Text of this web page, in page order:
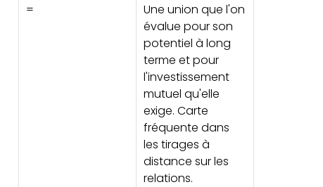
=
Une union que l'on
évalue pour son
potentiel à long
terme et pour
l'investissement
mutuel qu'elle
exige. Carte
fréquente dans
les tirages à
distance sur les
relations.